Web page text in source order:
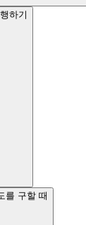
하기
를 구할 때